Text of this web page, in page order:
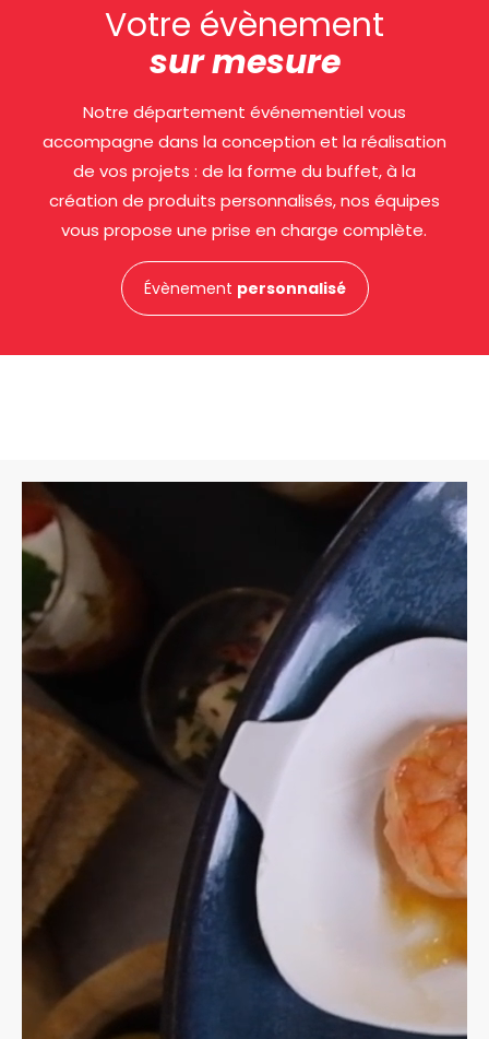
Votre évènement
sur mesure
Notre département événementiel vous
accompagne dans la conception et la réalisation
de vos projets : de la forme du buffet, à la
création de produits personnalisés, nos équipes
vous propose une prise en charge complète.
Évènement personnalisé